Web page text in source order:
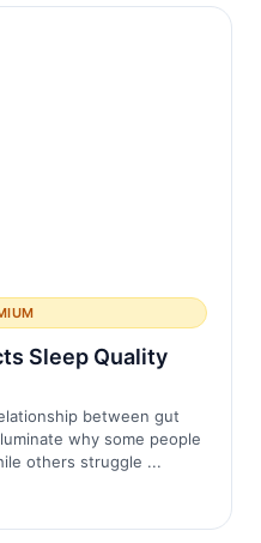
Sleep Quality
between gut
why some people
others struggle ...